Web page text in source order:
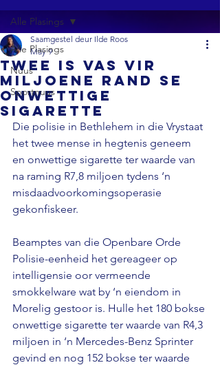
Alle Plasings
Nuus
Sportnuus
Alle Plasings
Twee is vas vir
miljoene rand se
onwettige
sigarette
Saamgestel deur Ilde Roos
May 9
Die polisie in Bethlehem in die Vrystaat
het twee mense in hegtenis geneem
en onwettige sigarette ter waarde van
na raming R7,8 miljoen tydens ‘n
misdaadvoorkomingsoperasie
gekonfiskeer.
Beamptes van die Openbare Orde
Polisie-eenheid het gereageer op
intelligensie oor vermeende
smokkelware wat by ‘n eiendom in
Morelig gestoor is. Hulle het 180 bokse
onwettige sigarette ter waarde van R4,3
miljoen in ‘n Mercedes-Benz Sprinter
gevind en nog 152 bokse ter waarde